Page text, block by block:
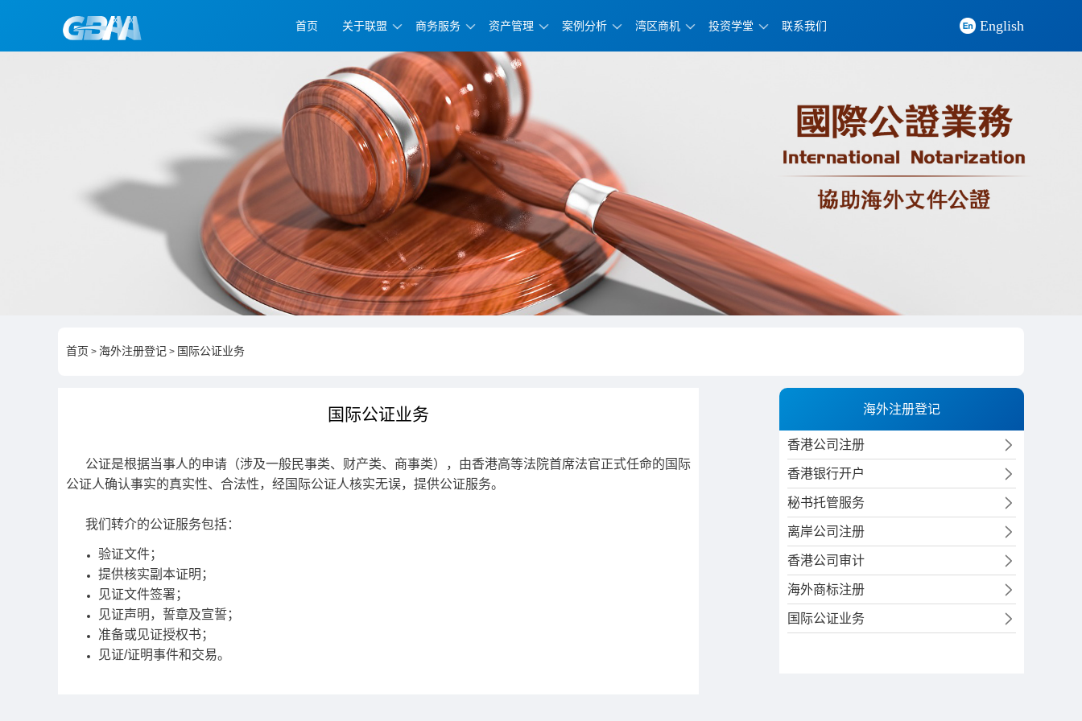
首页 关于联盟 商务服务 资产管理 案例分析 湾区商机 投资学堂 联系我们 English
首页 > 海外注册登记 > 国际公证业务
国际公证业务
公证是根据当事人的申请（涉及一般民事类、财产类、商事类），由香港高等法院首席法官正式任命的国际
公证人确认事实的真实性、合法性，经国际公证人核实无误，提供公证服务。
我们转介的公证服务包括：
验证文件；
提供核实副本证明；
见证文件签署；
见证声明，誓章及宣誓；
准备或见证授权书；
见证/证明事件和交易。
海外注册登记
香港公司注册
香港银行开户
秘书托管服务
离岸公司注册
香港公司审计
海外商标注册
国际公证业务